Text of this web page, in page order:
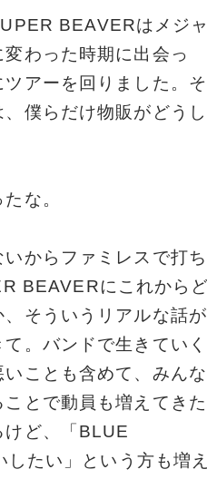
BEAVERはメジ
わった時期に出会っ
アーを回りました。そ
僕らだけ物販がどうし
な。
からファミレスで打ち
BEAVERにこれから
そういうリアルな話が
。バンドで生きていく
ことも含めて、みんな
とで動員も増えてきた
けど、「BLUE
たい」という方も増